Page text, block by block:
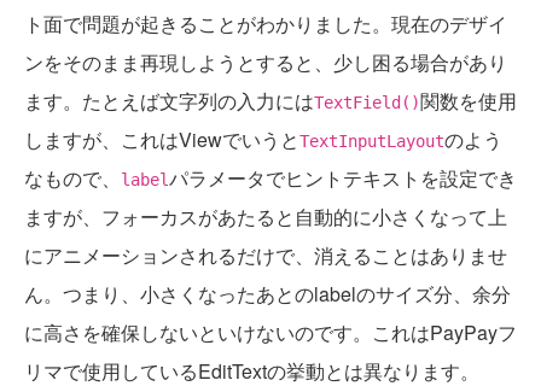
ト面で問題が起きることがわかりました。現在のデザイ
ンをそのまま再現しようとすると、少し困る場合があり
ます。たとえば文字列の入力にはTextField()関数を使用
しますが、これはViewでいうとTextInputLayoutのよう
なもので、
labelパラメータでヒントテキストを設定でき
ますが、フォーカスがあたると自動的に小さくなって上
にアニメーションされるだけで、消えることはありませ
ん。つまり、小さくなったあとのlabelのサイズ分、余分
に高さを確保しないといけないのです。これはPayPayフ
リマで使用しているEditTextの挙動とは異なります。